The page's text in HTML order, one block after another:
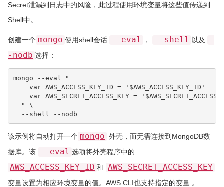
Secret泄漏到日志中的风险，此过程使用环境变量将这些值传递到
Shell中。
创建一个 mongo 使用shell会话 --eval ， --shell 以及
-
-nodb 选择：
mongo --eval
"
    var AWS_ACCESS_KEY_ID = '
$AWS_ACCESS_KEY_ID '
    var AWS_SECRET_ACCESS_KEY = '
  "
\
该示例将自动打开一个 mongo 外壳，而无需连接到MongoDB数
据库。该
--eval 选项将外壳程序中的
AWS_ACCESS_KEY_ID 和 AWS_SECRET_ACCESS_KEY
变量设置为相应环境变量的值。 AWS CLI也支持指定的变量 。